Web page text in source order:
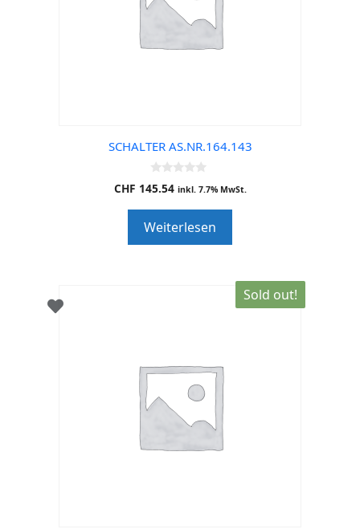
SCHALTER AS.NR.164.143
0
o
o
f
5
CHF 145.54 inkl. 7.7% MwSt.
Weiterlesen
Sold out!